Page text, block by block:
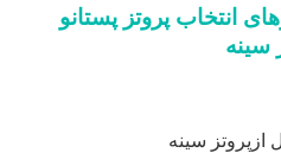
انتخاب پروتز پستانو
سینه
سینه